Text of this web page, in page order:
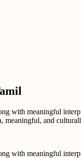
with meaningful
meaningful, and
with meaningful